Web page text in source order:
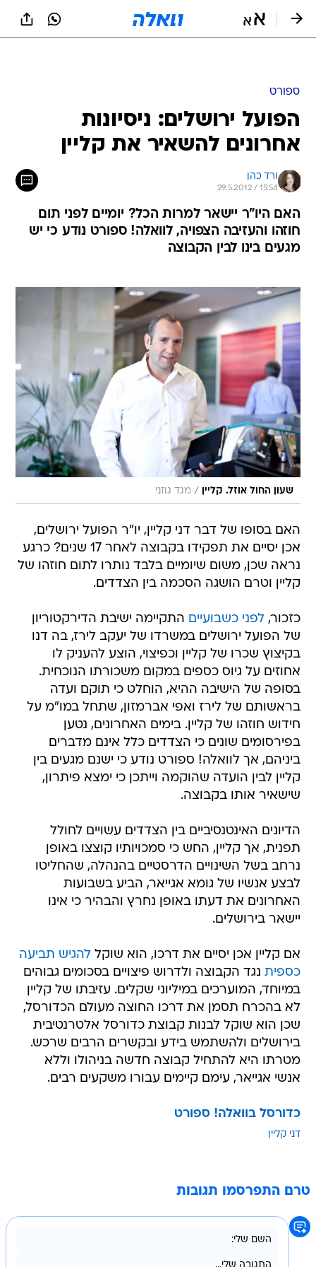
ספורט
הפועל ירושלים: ניסיונות
אחרונים להשאיר את קליין
ורד כהן
29.5.2012 / 15:54
האם היו"ר יישאר למרות הכל? יומיים לפני תום
חוזהו והעזיבה הצפויה, לוואלה! ספורט נודע כי יש
מגעים בינו לבין הקבוצה
שעון החול אוזל. קליין / מגד גוזני
האם בסופו של דבר דני קליין, יו"ר הפועל ירושלים,
אכן יסיים את תפקידו בקבוצה לאחר 17 שנים? כרגע
נראה שכן, משום שיומיים בלבד נותרו לתום חוזהו של
קליין וטרם הושגה הסכמה בין הצדדים.
כזכור,לפני כשבועיים התקיימה ישיבת הדירקטוריון
של הפועל ירושלים במשרדו של יעקב לירז, בה דנו
בקיצוץ שכרו של קליין וכפיצוי, הוצע להעניק לו
אחוזים על גיוס כספים במקום משכורתו הנוכחית.
בסופה של הישיבה ההיא, הוחלט כי תוקם ועדה
בראשותם של לירז ואפי אברמזון, שתחל במו"מ על
חידוש חוזהו של קליין. בימים האחרונים, נטען
בפירסומים שונים כי הצדדים כלל אינם מדברים
ביניהם, אך לוואלה! ספורט נודע כי ישנם מגעים בין
קליין לבין הועדה שהוקמה וייתכן כי ימצא פיתרון,
שישאיר אותו בקבוצה.
הדיונים האינטנסיביים בין הצדדים עשויים לחולל
תפנית, אך קליין, החש כי סמכויותיו קוצצו באופן
נרחב בשל השינויים הדרסטיים בהנהלה, שהחליטו
לבצע אנשיו של גומא אגייאר, הביע בשבועות
האחרונים את דעתו באופן נחרץ והבהיר כי אינו
יישאר בירושלים.
אם קליין אכן יסיים את דרכו, הוא שוקללהגיש תביעה
כספית נגד הקבוצה ולדרוש פיצויים בסכומים גבוהים
במיוחד, המוערכים במיליוני שקלים. עזיבתו של קליין
לא בהכרח תסמן את דרכו החוצה מעולם הכדורסל,
שכן הוא שוקל לבנות קבוצת כדורסל אלטרנטיבית
בירושלים ולהשתמש בידע ובקשרים הרבים שרכש.
מטרתו היא להתחיל קבוצה חדשה בניהולו וללא
אנשי אגייאר, עימם קיימים עבורו משקעים רבים.
כדורסל בוואלה! ספורט
דני קליין
טרם התפרסמו תגובות